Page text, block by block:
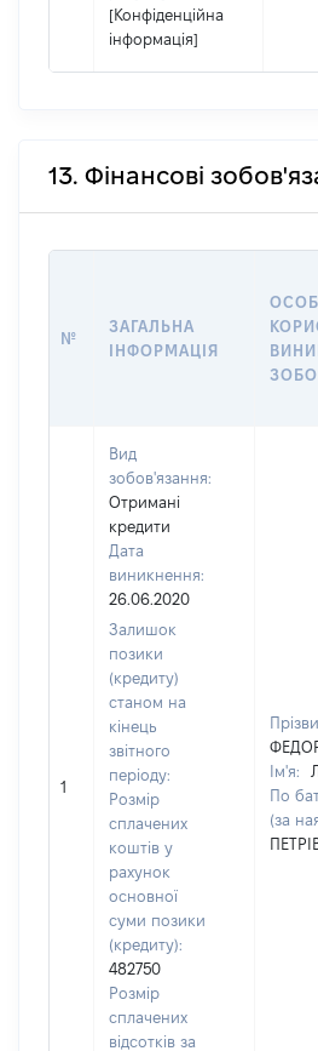
[Конфіденційна
інформація]
13. Фінансові
№
ЗАГАЛЬНА
ІНФОРМАЦІЯ
1
Вид
зобов'язання:
Отримані
кредити
Дата
виникнення:
26.06.2020
Залишок
позики
(кредиту)
станом на
кінець
звітного
періоду:
Розмір
сплачених
коштів у
рахунок
основної
суми позики
(кредиту):
482750
Розмір
сплачених
відсотків за
Ім'я:
По
(за